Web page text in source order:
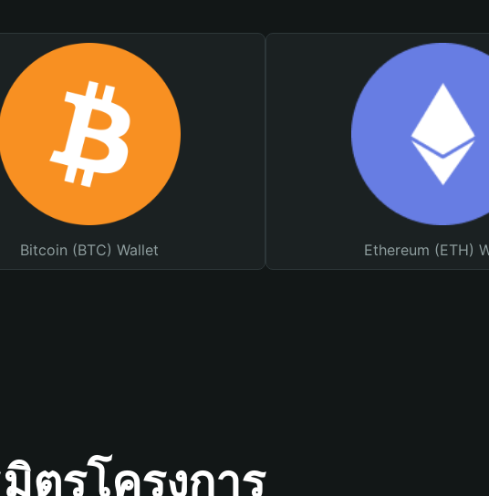
Bitcoin (BTC) Wallet Ethereum (ETH)
ตรโครงการ